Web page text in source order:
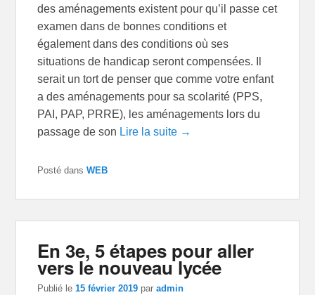
des aménagements existent pour qu’il passe cet
examen dans de bonnes conditions et
également dans des conditions où ses
situations de handicap seront compensées. Il
serait un tort de penser que comme votre enfant
a des aménagements pour sa scolarité (PPS,
PAI, PAP, PRRE), les aménagements lors du
passage de son Lire la suite →
Posté dans WEB
En 3e, 5 étapes pour aller
vers le nouveau lycée
Publié le15 février 2019 paradmin